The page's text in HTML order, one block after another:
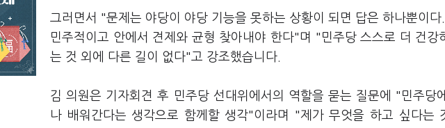
그러면서 "문제는 야당이 야당 기능을 못하는 상황이 되면 답은 하나뿐이
민주적이고 안에서 견제와 균형 찾아내야 한다"며 "민주당 스스로 더 건강
는 것 외에 다른 길이 없다"고 강조했습니다.
김 의원은 기자회견 후 민주당 선대위에서의 역할을 묻는 질문에 "민주당
나 배워간다는 생각으로 함께할 생각"이라며 "제가 무엇을 하고 싶다는